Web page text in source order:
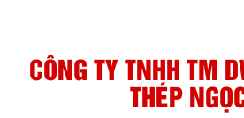
CÔNG TY TNHH TM
THÉP